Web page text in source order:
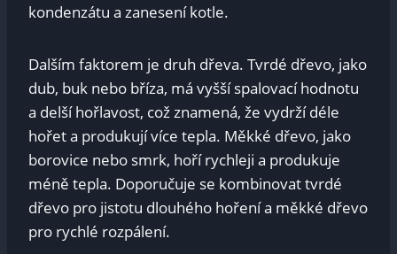
kondenzátu a zanesení kotle.
Dalším faktorem je druh dřeva. Tvrdé dřevo, jako
dub, buk nebo bříza, má vyšší spalovací hodnotu
a delší hořlavost, což znamená, že vydrží déle
hořet a produkují více tepla. Měkké dřevo, jako
borovice nebo smrk, hoří rychleji a produkuje
méně tepla. Doporučuje se kombinovat tvrdé
dřevo pro jistotu dlouhého hoření a měkké dřevo
pro rychlé rozpálení.